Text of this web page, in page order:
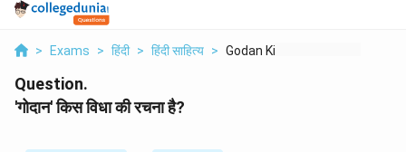
> Exams > हिंदी > हिंदी साहित्य > Godan Kis Vidha Kii ...
Question.
'गोदान' किस विधा की रचना है?